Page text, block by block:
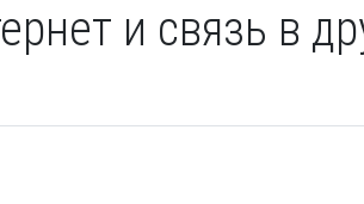
и связь в